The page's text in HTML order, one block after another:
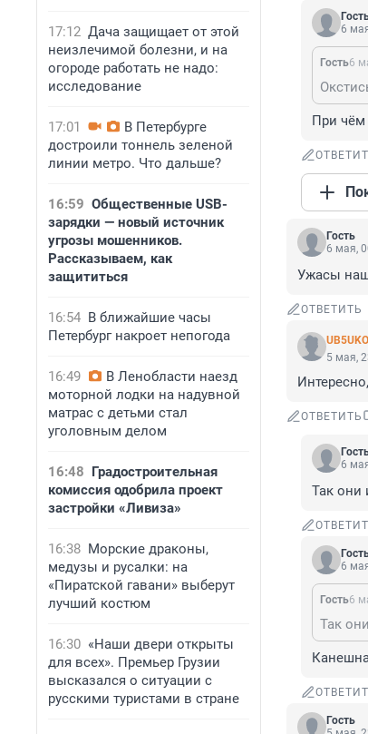
17:12 Дача защищает от этой
неизлечимой болезни, и на
огороде работать не надо:
исследование
17:01
В Петербурге
достроили тоннель зеленой
линии метро. Что дальше?
16:59 Общественные USB-
зарядки — новый источник
угрозы мошенников.
Рассказываем, как
защититься
16:54 В ближайшие часы
Петербург накроет непогода
16:49
В Ленобласти наезд
моторной лодки на надувной
матрас с детьми стал
уголовным делом
16:48 Градостроительная
комиссия одобрила проект
застройки «Ливиза»
16:38 Морские драконы,
медузы и русалки: на
«Пиратской гавани» выберут
лучший костюм
16:30 «Наши двери открыты
для всех». Премьер Грузии
высказался о ситуации с
русскими туристами в стране
6
Гость6
При чём
Гость
6 мая,
Ужасы
ОТВЕТИТЬ
UB5UKO
5 мая,
ОТВЕТИТЬ
6
Так они
6
Гость6
Так
Гость